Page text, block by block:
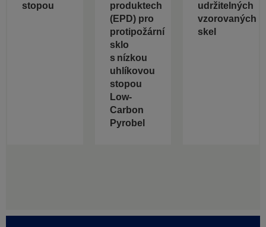
stopou
produktech
(EPD) pro
protipožární
sklo
s nízkou
uhlíkovou
stopou
Low-
Carbon
Pyrobel
udržitelných
vzorovaných
skel